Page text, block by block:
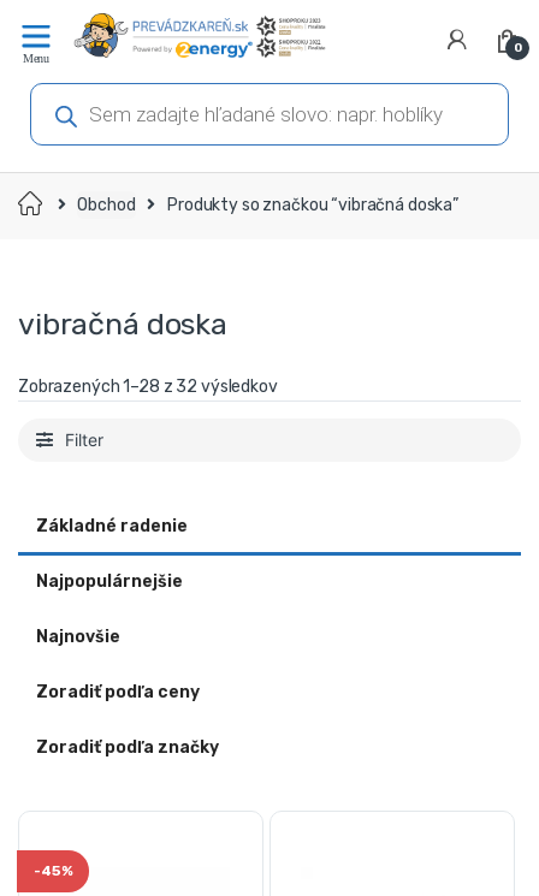
navigáciu
obsah
0
Products
search
Domov Obchod Produkty so značkou “vibračná doska”
vibračná doska
Zobrazených 1–32 z 32 výsledkov
Filter
Základné radenie
Najpopulárnejšie
Najnovšie
Zoradiť podľa ceny
Zoradiť podľa značky
-45%